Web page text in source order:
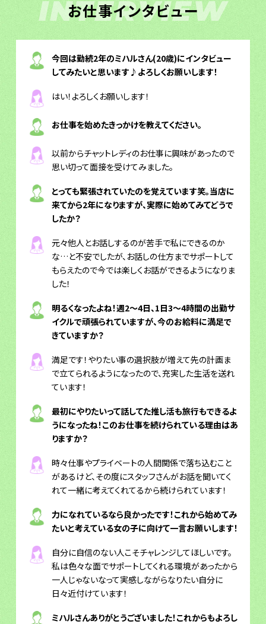
お仕事インタビュー
INTERVIEW
今回は勤続2年のミハルさん(20歳)にインタビュー
してみたいと思います♪よろしくお願いします！
はい！よろしくお願いします！
お仕事を始めたきっかけを教えてください。
以前からチャットレディのお仕事に興味があったので
思い切って面接を受けてみました。
とっても緊張されていたのを覚えています笑。当店に
来てから2年になりますが、実際に始めてみてどうで
したか？
元々他人とお話しするのが苦手で私にできるのか
な…と不安でしたが、お話しの仕方までサポートして
もらえたので今では楽しくお話ができるようになりま
した！
明るくなったよね！週2～4日、1日3～4時間の出勤サ
イクルで頑張られていますが、今のお給料に満足で
きていますか？
満足です！やりたい事の選択肢が増えて先の計画ま
で立てられるようになったので、充実した生活を送れ
ています！
最初にやりたいって話してた推し活も旅行もできるよ
うになったね！このお仕事を続けられている理由はあ
りますか？
時々仕事やプライベートの人間関係で落ち込むこと
があるけど、その度にスタッフさんがお話を聞いてく
れて一緒に考えてくれてるから続けられています！
力になれているなら良かったです！これから始めてみ
たいと考えている女の子に向けて一言お願いします！
自分に自信のない人こそチャレンジしてほしいです。
私は色々な面でサポートしてくれる環境があったから
一人じゃないなって実感しながらなりたい自分に
日々近付けています！
ミハルさんありがとうございました！これからもよろし